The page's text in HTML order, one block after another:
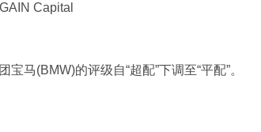
Capital
宝马(BMW)的评级自“超配”下调至“平配”。